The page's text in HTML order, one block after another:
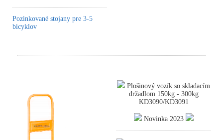
Pozinkované stojany pre 3-5
bicyklov
Plošinový vozík so skladacím
držadlom 150kg - 300kg
KD3090/KD3091
Novinka 2023